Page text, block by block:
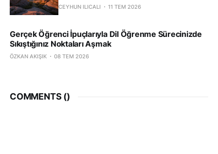
CEYHUN ILICALI 11 TEM 2026
Gerçek Öğrenci İpuçlarıyla Dil Öğrenme Sürecinizde
Sıkıştığınız Noktaları Aşmak
ÖZKAN AKIŞIK 08 TEM 2026
COMMENTS ()